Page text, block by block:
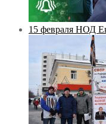
15 февраля НОД